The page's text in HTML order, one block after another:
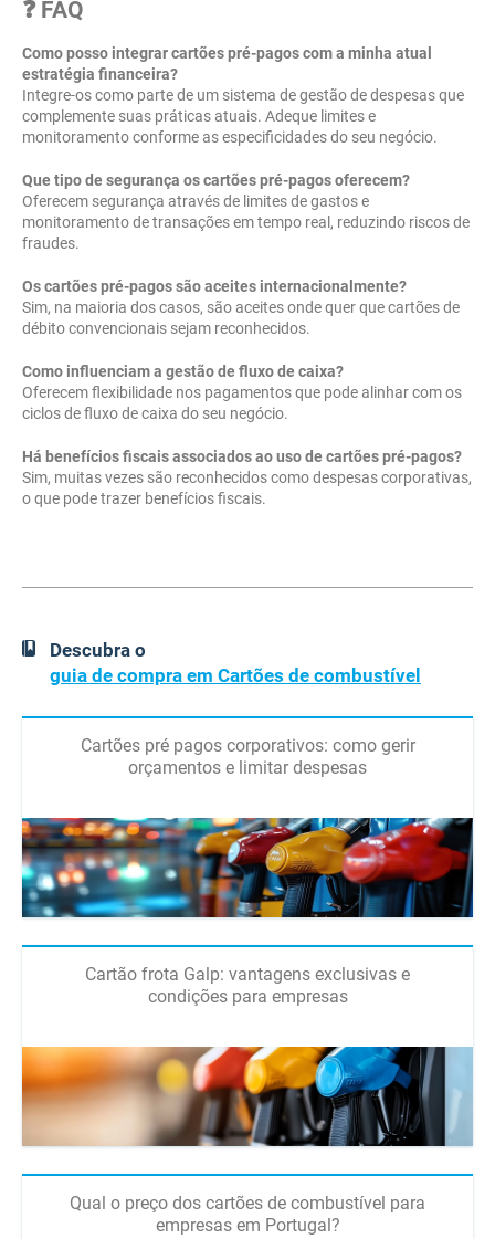
❓ FAQ
Como posso integrar cartões pré-pagos com a minha atual
estratégia financeira?
Integre-os como parte de um sistema de gestão de despesas que
complemente suas práticas atuais. Adeque limites e
monitoramento conforme as especificidades do seu negócio.
Que tipo de segurança os cartões pré-pagos oferecem?
Oferecem segurança através de limites de gastos e
monitoramento de transações em tempo real, reduzindo riscos de
fraudes.
Os cartões pré-pagos são aceites internacionalmente?
Sim, na maioria dos casos, são aceites onde quer que cartões de
débito convencionais sejam reconhecidos.
Como influenciam a gestão de fluxo de caixa?
Oferecem flexibilidade nos pagamentos que pode alinhar com os
ciclos de fluxo de caixa do seu negócio.
Há benefícios fiscais associados ao uso de cartões pré-pagos?
Sim, muitas vezes são reconhecidos como despesas corporativas,
o que pode trazer benefícios fiscais.
Descubra o
guia de compra em Cartões de combustível
Cartões pré pagos corporativos: como gerir
orçamentos e limitar despesas
Cartão frota Galp: vantagens exclusivas e
condições para empresas
Qual o preço dos cartões de combustível para
empresas em Portugal?